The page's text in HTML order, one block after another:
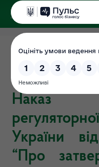
у
Плани
Наказ
України
“Про